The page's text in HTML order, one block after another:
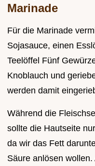
Marinade
Für die Marinade
Sojasauce, einen
Teelöffel Fünf
Knoblauch und
werden damit
Während die
sollte die Hautseite
da wir das Fett
Säure anlösen